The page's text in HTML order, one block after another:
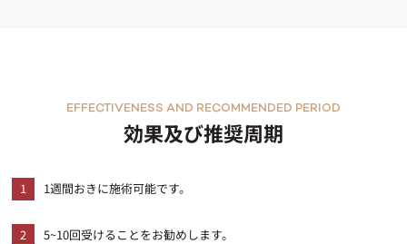
効果及び推奨周期
EFFECTIVENESS AND RECOMMENDED PERIOD
1 1週間おきに施術可能です。
2 5~10回受けることをお勧めします。